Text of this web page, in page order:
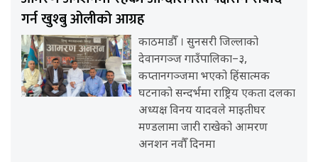
गर्न खुश्बु ओलीको आग्रह
काठमाडौँ । सुनसरी जिल्लाको
देवानगञ्ज गाउँपालिका–३,
कप्तानगञ्जमा भएको हिंसात्मक
घटनाको सन्दर्भमा राष्ट्रिय एकता दलका
अध्यक्ष विनय यादवले माइतीघर
मण्डलामा जारी राखेको आमरण
अनशन नवौँ दिनमा